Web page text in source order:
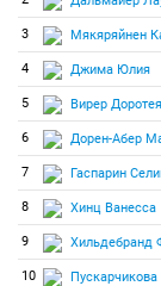
3 Мякяряйнен
4 Джима Юлия
5 Вирер Доротея
6 Дорен-Абер
7 Гаспарин
8 Хинц Ванесса
9 Хильдебранд
10 Пускарчикова